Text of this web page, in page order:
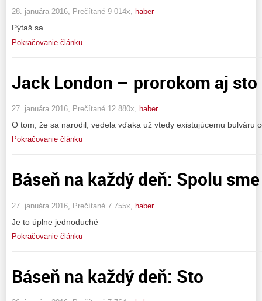
28. januára 2016, Prečítané 9 014x, haber
Pýtaš sa
Pokračovanie článku
Jack London – prorokom aj
27. januára 2016, Prečítané 12 880x, haber
O tom, že sa narodil, vedela vďaka už vtedy existujúcemu bulváru
Pokračovanie článku
Báseň na každý deň: Spolu
27. januára 2016, Prečítané 7 755x, haber
Je to úplne jednoduché
Pokračovanie článku
Báseň na každý deň: Sto